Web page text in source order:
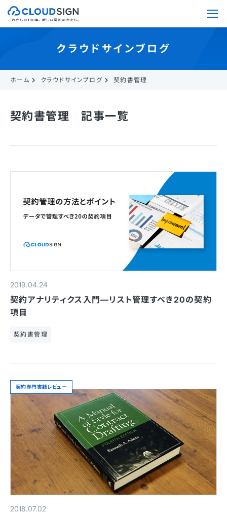
クラウドサインブログ
ホーム クラウドサインブログ 契約書管理
契約書管理 記事一覧
2019.04.24
契約アナリティクス入門—リスト管理すべき20の契約
項目
契約書管理
契約専門書籍レビュー
2018.07.02